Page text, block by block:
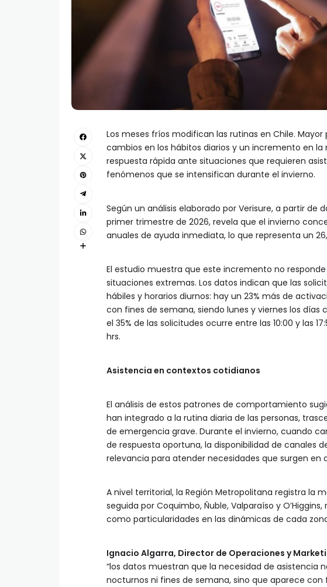
Los meses fríos modifican las rutinas en Chile.
cambios en los hábitos diarios y un incremento en
respuesta rápida ante situaciones que requieren
fenómenos que se intensifican durante el invierno.
Según un análisis elaborado por Verisure, a partir de
primer trimestre de 2026, revela que el invierno
anuales de ayuda inmediata, lo que representa un
El estudio muestra que este incremento no
situaciones extremas. Los datos indican que las
hábiles y horarios diurnos: hay un 23% más de
con fines de semana, siendo lunes y viernes los
el 35% de las solicitudes ocurre entre las 10:00 y las
hrs.
Asistencia en contextos cotidianos
El análisis de estos patrones de comportamiento
han integrado a la rutina diaria de las personas,
de emergencia grave. Durante el invierno, cuando
de respuesta oportuna, la disponibilidad de canales
relevancia para atender necesidades que surgen en
A nivel territorial, la Región Metropolitana registra la
seguida por Coquimbo, Ñuble, Valparaíso y
como particularidades en las dinámicas de cada
Ignacio Algarra, Director de Operaciones y
“los datos muestran que la necesidad de asistencia
nocturnos ni fines de semana, sino que aparece